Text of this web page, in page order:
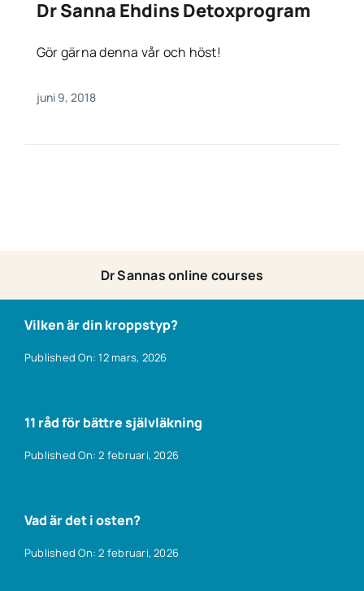
Dr Sanna Ehdins Detoxprogram
Gör gärna denna vår och höst!
juni 9, 2018
Dr Sannas online courses
Vilken är din kroppstyp?
Published On: 12 mars, 2026
11 råd för bättre självläkning
Published On: 2 februari, 2026
Vad är det i osten?
Published On: 2 februari, 2026